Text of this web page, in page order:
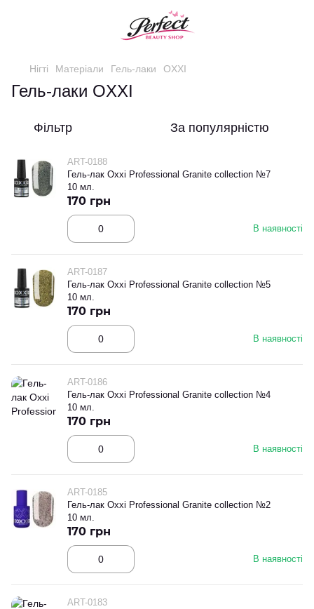
Нігті Матеріали Гель-лаки OXXI
Гель-лаки OXXI
Фільтр За популярністю
ART-0188
Гель-лак Oxxi Professional Granite collection №7
10 мл.
В наявності
170 грн
ART-0187
Гель-лак Oxxi Professional Granite collection №5
10 мл.
В наявності
170 грн
ART-0186
Гель-лак Oxxi Professional Granite collection №4
10 мл.
В наявності
170 грн
ART-0185
Гель-лак Oxxi Professional Granite collection №2
10 мл.
В наявності
170 грн
ART-0183